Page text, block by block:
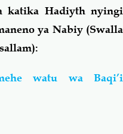
katika Hadiyth nyingi
ya Nabiy (Swalla
watu wa Baqi’i